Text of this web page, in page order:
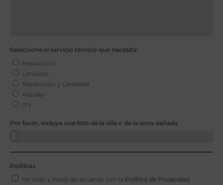
Seleccione el servício técnico que necesita:
Reparación
Limpieza
Reparación y Limpieza
Alquiler
ITV
Por favor, incluya una foto de la silla o de la zona dañada
Políticas
He leído y estoy de acuerdo con la Política de Privacidad